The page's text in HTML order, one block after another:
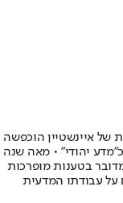
איינשטיין הוכפשה
יהודי" • מאה שנה
בטענות מופרכות
על עבודתו המדעית